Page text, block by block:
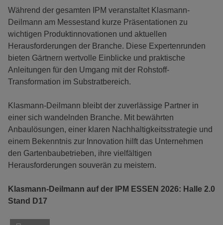
Während der gesamten IPM veranstaltet Klasmann-
Deilmann am Messestand kurze Präsentationen zu
wichtigen Produktinnovationen und aktuellen
Herausforderungen der Branche. Diese Expertenrunden
bieten Gärtnern wertvolle Einblicke und praktische
Anleitungen für den Umgang mit der Rohstoff-
Transformation im Substratbereich.
Klasmann-Deilmann bleibt der zuverlässige Partner in
einer sich wandelnden Branche. Mit bewährten
Anbaulösungen, einer klaren Nachhaltigkeitsstrategie und
einem Bekenntnis zur Innovation hilft das Unternehmen
den Gartenbaubetrieben, ihre vielfältigen
Herausforderungen souverän zu meistern.
Klasmann-Deilmann auf der IPM ESSEN 2026: Halle 2.0
Stand D17